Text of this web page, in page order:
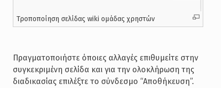
Τροποποίηση σελίδας wiki ομάδας χρηστών
Πραγματοποιήστε όποιες αλλαγές επιθυμείτε στην
συγκεκριμένη σελίδα και για την ολοκλήρωση της
διαδικασίας επιλέξτε το σύνδεσμο “Αποθήκευση”.